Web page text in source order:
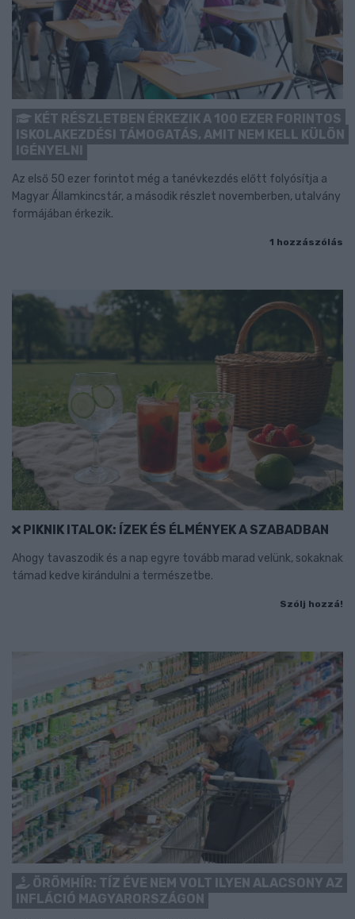
KÉT RÉSZLETBEN ÉRKEZIK A 100 EZER FORINTOS
ISKOLAKEZDÉSI TÁMOGATÁS, AMIT NEM KELL KÜLÖN
IGÉNYELNI
Az első 50 ezer forintot még a tanévkezdés előtt folyósítja a
Magyar Államkincstár, a második részlet novemberben, utalvány
formájában érkezik.
1 hozzászólás
PIKNIK ITALOK: ÍZEK ÉS ÉLMÉNYEK A SZABADBAN
Ahogy tavaszodik és a nap egyre tovább marad velünk, sokaknak
támad kedve kirándulni a természetbe.
Szólj hozzá!
ÖRÖMHÍR: TÍZ ÉVE NEM VOLT ILYEN ALACSONY AZ
INFLÁCIÓ MAGYARORSZÁGON